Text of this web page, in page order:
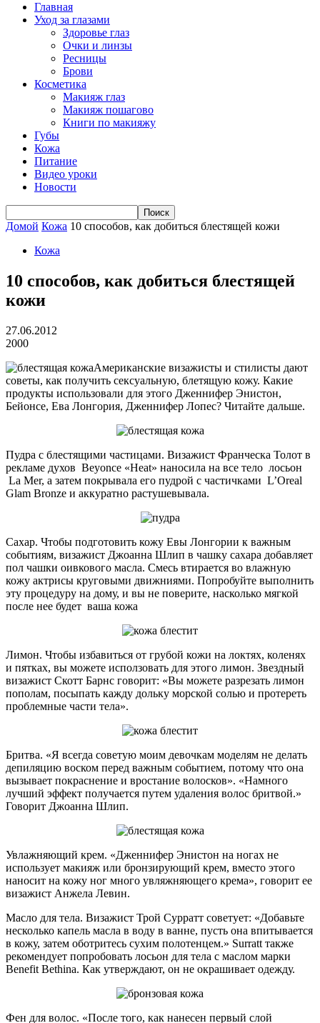
Главная
Уход за глазами
Здоровье глаз
Очки и линзы
Ресницы
Брови
Косметика
Макияж глаз
Макияж пошагово
Книги по макияжу
Губы
Кожа
Питание
Видео уроки
Новости
Домой Кожа 10 способов, как добиться блестящей кожи
Кожа
10 способов, как добиться блестящей
кожи
27.06.2012
2000
Американские визажисты и стилисты дают
советы, как получить сексуальную, блетящую кожу. Какие
продукты использовали для этого Дженнифер Энистон,
Бейонсе, Ева Лонгория, Дженнифер Лопес? Читайте дальше.
Пудра с блестящими частицами. Визажист Франческа Толот в
рекламе духов Beyonce «Heat» наносила на все тело лосьон
La Mer, а затем покрывала его пудрой с частичками L’Oreal
Glam Bronze и аккуратно растушевывала.
Сахар. Чтобы подготовить кожу Евы Лонгории к важным
событиям, визажист Джоанна Шлип в чашку сахара добавляет
пол чашки оивкового масла. Смесь втирается во влажную
кожу актрисы круговыми движниями. Попробуйте выполнить
эту процедуру на дому, и вы не поверите, насколько мягкой
после нее будет ваша кожа
Лимон. Чтобы избавиться от грубой кожи на локтях, коленях
и пятках, вы можете исползовать для этого лимон. Звездный
визажист Скотт Барнс говорит: «Вы можете разрезать лимон
пополам, посыпать кажду дольку морской солью и протереть
проблемные части тела».
Бритва. «Я всегда советую моим девочкам моделям не делать
депиляцию воском перед важным событием, потому что она
вызывает покраснение и вростание волосков». «Намного
лучший эффект получается путем удаления волос бритвой.»
Говорит Джоанна Шлип.
Увлажняющий крем. «Дженнифер Энистон на ногах не
использует макияж или бронзирующий крем, вместо этого
наносит на кожу ног много увляжняющего крема», говорит ее
визажист Анжела Левин.
Масло для тела. Визажист Трой Сурратт советует: «Добавьте
несколько капель масла в воду в ванне, пусть она впитывается
в кожу, затем оботритесь сухим полотенцем.» Surratt также
рекомендует попробовать лосьон для тела с маслом марки
Benefit Bethina. Как утверждают, он не окрашивает одежду.
Фен для волос. «После того, как нанесен первый слой